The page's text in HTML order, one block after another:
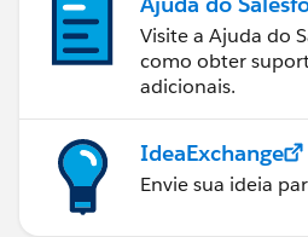
Visite a Ajuda do
como obter
adicionais.
IdeaExchange
Envie sua ideia